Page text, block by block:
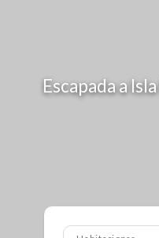
Escapada a